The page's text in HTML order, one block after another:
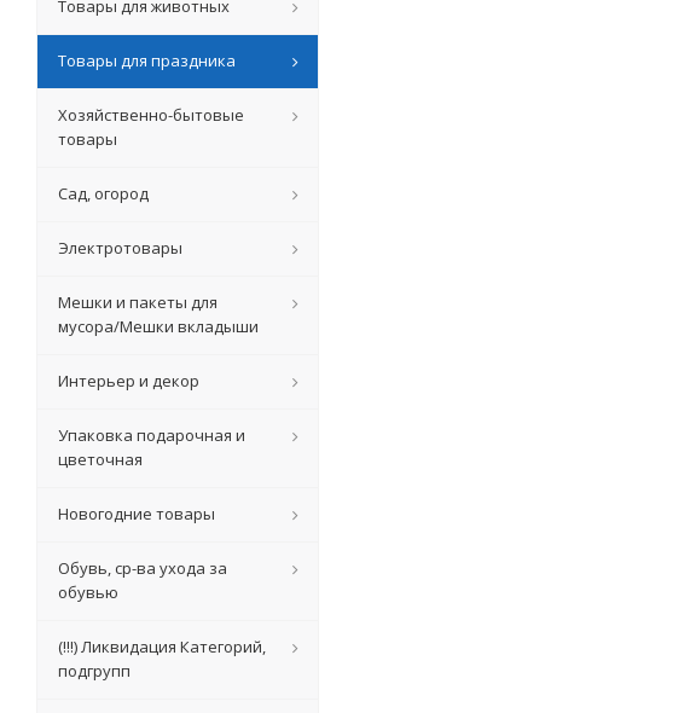
Товары для животных
Товары для праздника
Хозяйственно-бытовые
товары
Сад, огород
Электротовары
Мешки и пакеты для
мусора/Мешки вкладыши
Интерьер и декор
Упаковка подарочная и
цветочная
Новогодние товары
Обувь, ср-ва ухода за
обувью
(!!!) Ликвидация Категорий,
подгрупп